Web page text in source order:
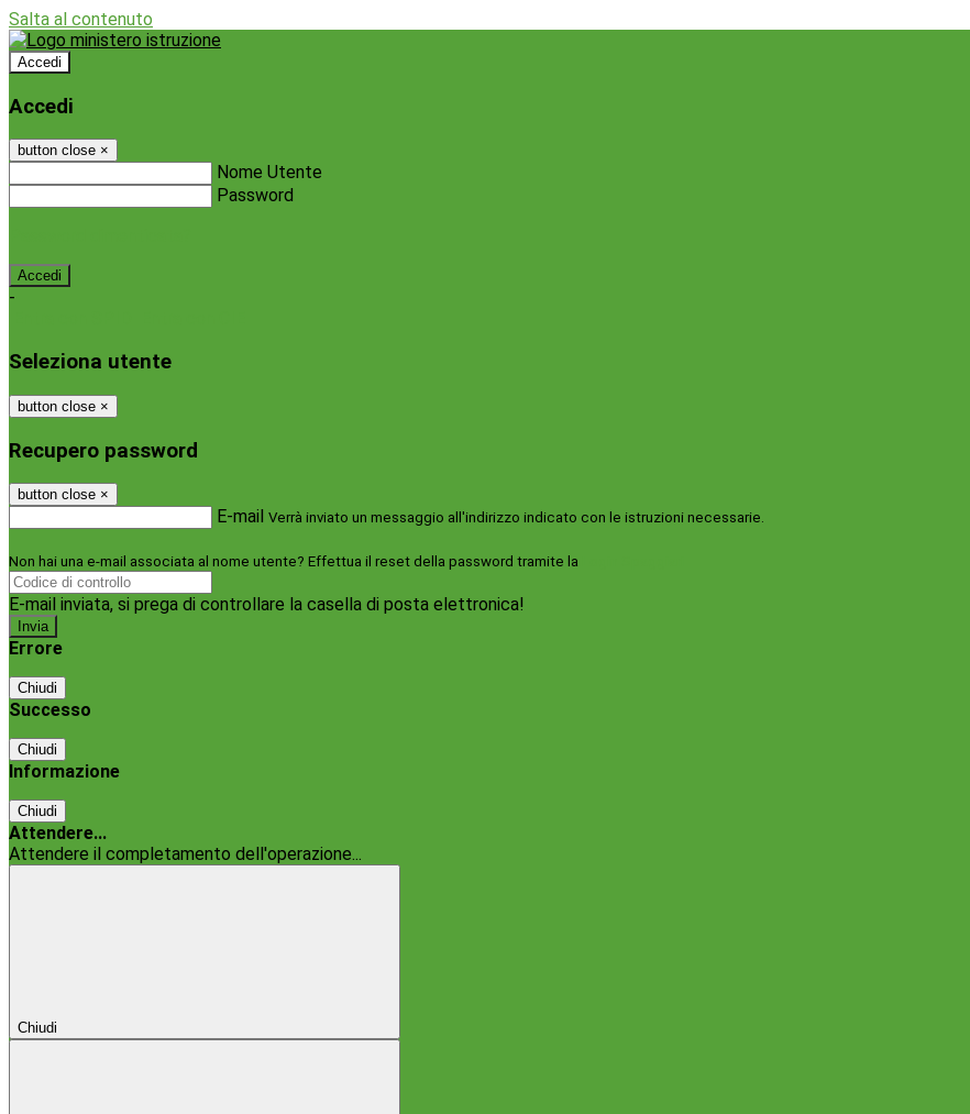
Salta al contenuto
Accedi
Accedi
button close ×
Nome Utente
Password
-
Seleziona utente
button close ×
Recupero password
button close ×
E-mail Verrà inviato un messaggio all'indirizzo indicato con le istruzioni necessarie.
Non hai una e-mail associata al nome utente? Effettua il reset della password tramite la
E-mail inviata, si prega di controllare la casella di posta elettronica!
Errore
Chiudi
Successo
Chiudi
Informazione
Chiudi
Attendere...
Attendere il completamento dell'operazione...
Chiudi